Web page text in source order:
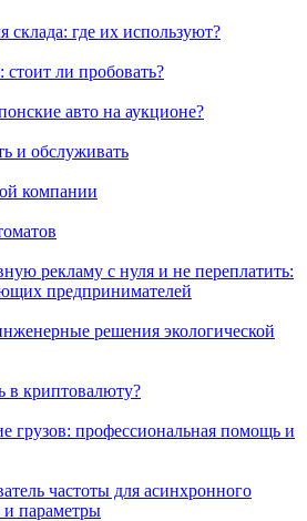
где их используют?
ли пробовать?
авто на аукционе?
и обслуживать
компании
рекламу с нуля и не переплатить:
предпринимателей
решения экологической
в криптовалюту?
грузов: профессиональная помощь и
частоты для асинхронного
и параметры